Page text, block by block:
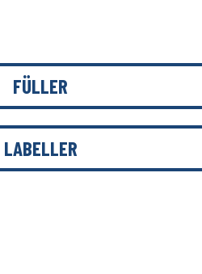
FÜLLER
LABELLER